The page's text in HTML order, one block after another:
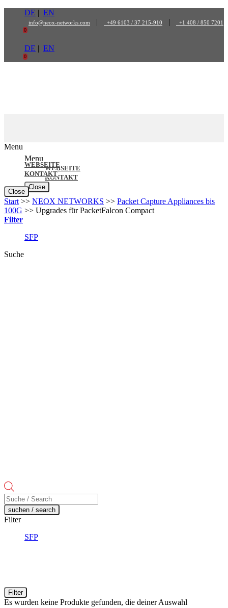
springen
DE | EN
info@neox-networks.com | +49 6103 / 37 215-910 | +1 408 / 850 7201
0
DE | EN
0
Menu
WEBSEITE
KONTAKT
Close
Menu
WEBSEITE
KONTAKT
Close
Start >> NEOX NETWORKS >> Packet Capture Appliances bis
100G >> Upgrades für PacketFalcon Compact
Filter
SFP
Suche
Products
search
suchen / search
Filter
SFP
Filter
Es wurden keine Produkte gefunden, die deiner Auswahl